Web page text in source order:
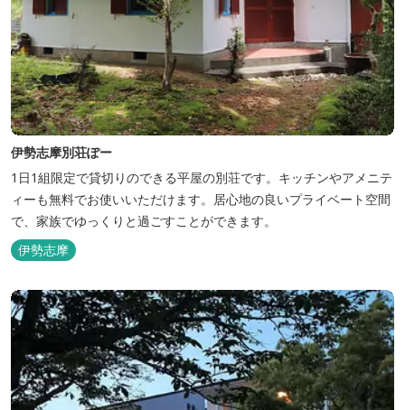
伊勢志摩別荘ぽー
1日1組限定で貸切りのできる平屋の別荘です。キッチンやアメニテ
ィーも無料でお使いいただけます。居心地の良いプライベート空間
で、家族でゆっくりと過ごすことができます。
伊勢志摩